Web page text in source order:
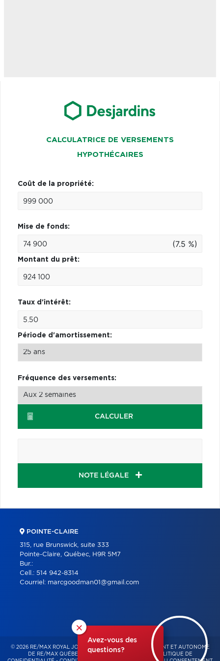
CALCULATRICE DE VERSEMENTS
HYPOTHÉCAIRES
Coût de la propriété:
Mise de fonds:
(7.5 %)
Montant du prêt:
Taux d'intérêt:
Période d'amortissement:
Fréquence des versements:
CALCULER
NOTE LÉGALE
×
Avez-vous des
questions?
POINTE-CLAIRE
315, rue Brunswick, suite 333
Pointe-Claire, Québec, H9R 5M7
Bur.:
Cell.: 514 942-8314
Courriel: marcgoodman01@gmail.com
© 2026 RE/MAX ROYAL JORDAN – FRANCHISÉ INDÉPENDANT ET AUTONOME
DE RE/MAX QUÉBEC – TOUS DROITS RÉSERVÉS -POLITIQUE DE